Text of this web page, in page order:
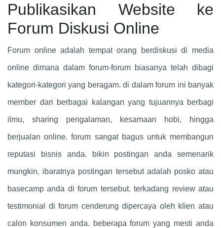
Publikasikan Website ke
Forum Diskusi Online
Forum online adalah tempat orang berdiskusi di media
online dimana dalam forum-forum biasanya telah dibagi
kategori-kategori yang beragam. di dalam forum ini banyak
member dari berbagai kalangan yang tujuannya berbagi
ilmu, sharing pengalaman, kesamaan hobi, hingga
berjualan online. forum sangat bagus untuk membangun
reputasi bisnis anda. bikin postingan anda semenarik
mungkin, ibaratnya postingan tersebut adalah posko atau
basecamp anda di forum tersebut. terkadang review atau
testimonial di forum cenderung dipercaya oleh klien atau
calon konsumen anda. beberapa forum yang mesti anda